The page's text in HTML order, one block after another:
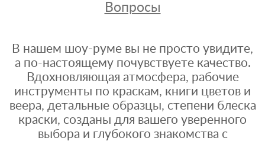
Вопросы
В нашем шоу-руме вы не просто увидите,
а по-настоящему почувствуете качество.
Вдохновляющая атмосфера, рабочие
инструменты по краскам, книги цветов и
веера, детальные образцы, степени блеска
краски, созданы для вашего уверенного
выбора и глубокого знакомства с